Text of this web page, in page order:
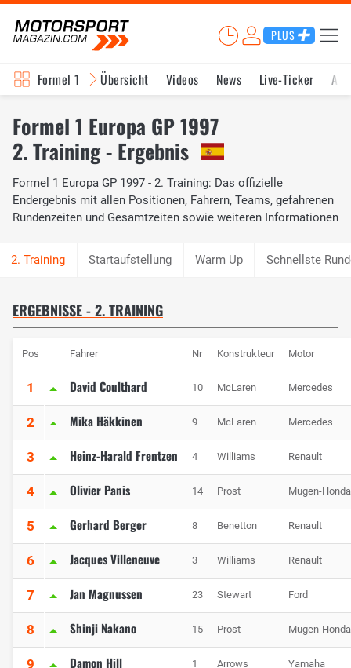
PLUS
Formel 1 Übersicht Videos News Live-Ticker
Formel 1 Europa GP 1997
2. Training - Ergebnis
Formel 1 Europa GP 1997 - 2. Training: Das offizielle
Endergebnis mit allen Positionen, Fahrern, Teams, gefahrenen
Rundenzeiten und Gesamtzeiten sowie weiteren Informationen
Startaufstellung Warm Up Schnellste
ERGEBNISSE - 2. TRAINING
Pos Fahrer Nr Konstrukteur Motor
1 David Coulthard 10 McLaren Mercedes
2 Mika Häkkinen 9 McLaren Mercedes
3 Heinz-Harald Frentzen 4 Williams Renault
4 Olivier Panis 14 Prost Mugen-Honda
5 Gerhard Berger 8 Benetton Renault
6 Jacques Villeneuve 3 Williams Renault
7 Jan Magnussen 23 Stewart Ford
8 Shinji Nakano 15 Prost Mugen-Honda
9 Damon Hill 1 Arrows Yamaha